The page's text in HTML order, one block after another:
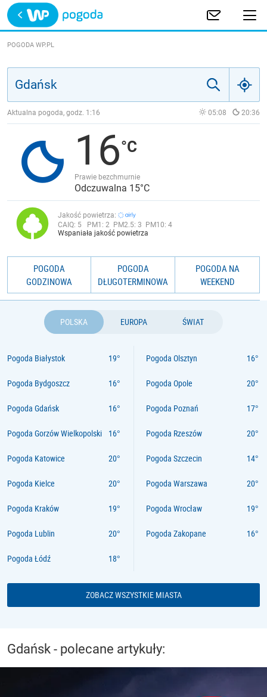
Trwa ładowanie
POLSKA
JAKOŚĆ POWIETRZA
POGODA WP.PL
Aktualna pogoda, godz. 1:16 05:08 20:36
16
Prawie bezchmurnie
Odczuwalna 15°C
Jakość powietrza:
CAIQ: 5 PM1: 2 PM2.5: 3 PM10: 4
Wspaniała jakość powietrza
POGODA
GODZINOWA
POGODA
DŁUGOTERMINOWA
POGODA NA
WEEKEND
POLSKA EUROPA ŚWIAT
Pogoda Białystok
Pogoda Bydgoszcz
Pogoda Gdańsk
Pogoda Gorzów Wielkopolski
Pogoda Katowice
Pogoda Kielce
Pogoda Kraków
Pogoda Lublin
Pogoda Łódź
Pogoda Olsztyn
Pogoda Opole
Pogoda Poznań
Pogoda Rzeszów
Pogoda Szczecin
Pogoda Warszawa
Pogoda Wrocław
Pogoda Zakopane
ZOBACZ WSZYSTKIE MIASTA
Gdańsk - polecane artykuły: